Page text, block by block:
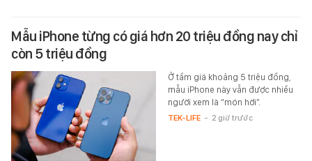
Mẫu iPhone từng có giá hơn 20 triệu đồng nay chỉ
còn 5 triệu đồng
Ở tầm giá khoảng 5 triệu đồng,
mẫu iPhone này vẫn được nhiều
người xem là “món hời”.
TEK-LIFE - 2 giờ trước